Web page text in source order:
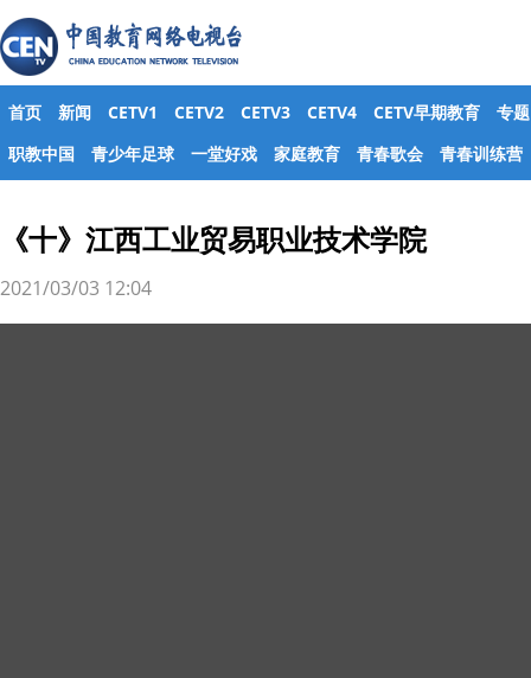
首页 新闻 CETV1 CETV2 CETV3 CETV4 CETV早期教育
专题
职教中国
青少年足球 一堂好戏 家庭教育 青春歌会 青春训练营
《十》江西工业贸易职业技术学院
2021/03/03 12:04